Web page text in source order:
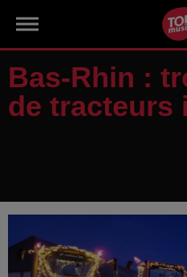
Bas-Rhin :
de tracteurs